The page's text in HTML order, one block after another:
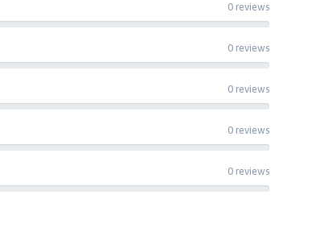
0 reviews
0 reviews
0 reviews
0 reviews
0 reviews